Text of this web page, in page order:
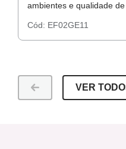
ambientes e qualidade de
Cód: EF02GE11
VER